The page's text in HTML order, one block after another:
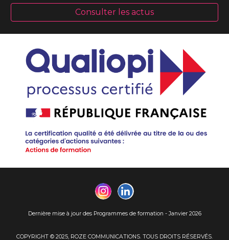
Consulter les actus
Dernière mise à jour des Programmes de formation - Janvier 2026
COPYRIGHT © 2025, ROZE COMMUNICATIONS. TOUS DROITS RÉSERVÉS.